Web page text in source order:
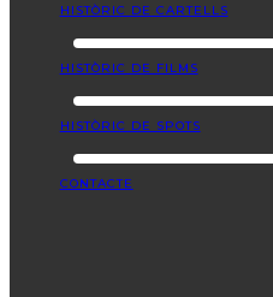
HISTÒRIC DE CARTELLS
HISTÒRIC DE FILMS
HISTÒRIC DE SPOTS
CONTACTE